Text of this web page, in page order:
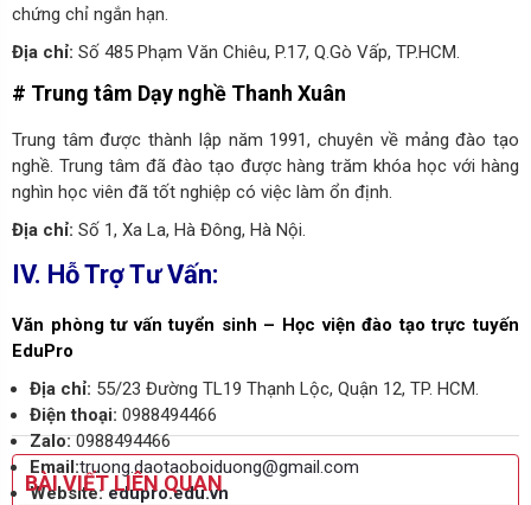
chứng chỉ ngắn hạn.
Địa chỉ: Số 485 Phạm Văn Chiêu, P.17, Q.Gò Vấp, TP.HCM.
# Trung tâm Dạy nghề Thanh Xuân
Trung tâm được thành lập năm 1991, chuyên về mảng đào tạo
nghề. Trung tâm đã đào tạo được hàng trăm khóa học với hàng
nghìn học viên đã tốt nghiệp có việc làm ổn định.
Địa chỉ: Số 1, Xa La, Hà Đông, Hà Nội.
IV. Hỗ Trợ Tư Vấn:
Văn phòng tư vấn tuyển sinh – Học viện đào tạo trực tuyến
EduPro
Địa chỉ: 55/23 Đường TL19 Thạnh Lộc, Quận 12, TP. HCM.
Điện thoại: 0988494466
Zalo:0988494466
Email:truong.daotaoboiduong@gmail.com
Website: edupro.edu.vn
BÀI VIẾT LIÊN QUAN